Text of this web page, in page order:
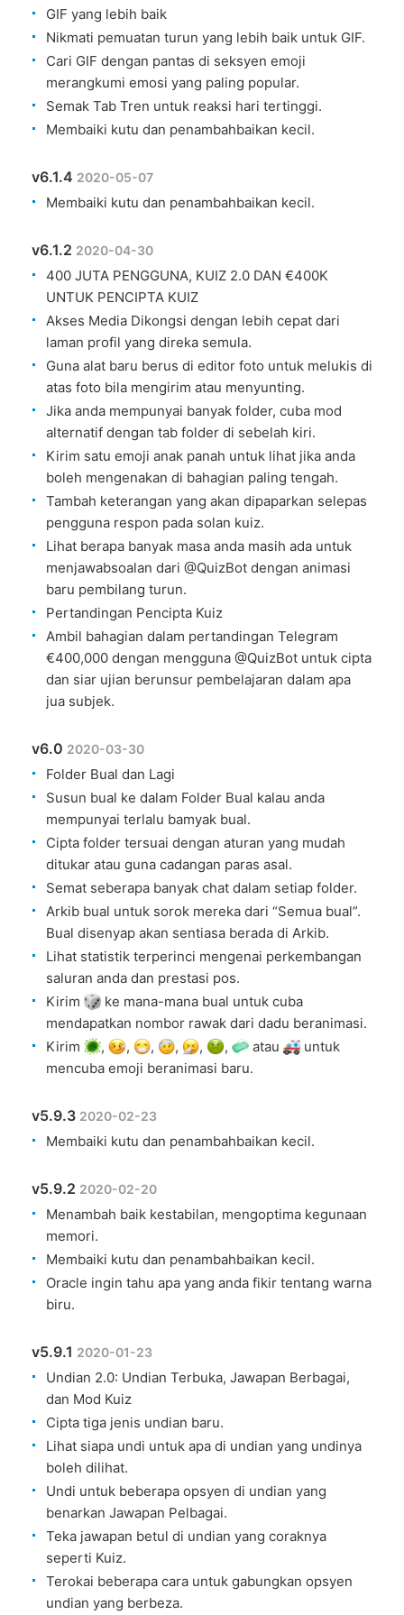
GIF yang lebih baik
Nikmati pemuatan turun yang lebih baik untuk GIF.
Cari GIF dengan pantas di seksyen emoji
merangkumi emosi yang paling popular.
Semak Tab Tren untuk reaksi hari tertinggi.
Membaiki kutu dan penambahbaikan kecil.
v6.1.4 2020-05-07
Membaiki kutu dan penambahbaikan kecil.
v6.1.2 2020-04-30
400 JUTA PENGGUNA, KUIZ 2.0 DAN €400K
UNTUK PENCIPTA KUIZ
Akses Media Dikongsi dengan lebih cepat dari
laman profil yang direka semula.
Guna alat baru berus di editor foto untuk melukis di
atas foto bila mengirim atau menyunting.
Jika anda mempunyai banyak folder, cuba mod
alternatif dengan tab folder di sebelah kiri.
Kirim satu emoji anak panah untuk lihat jika anda
boleh mengenakan di bahagian paling tengah.
Tambah keterangan yang akan dipaparkan selepas
pengguna respon pada solan kuiz.
Lihat berapa banyak masa anda masih ada untuk
menjawabsoalan dari @QuizBot dengan animasi
baru pembilang turun.
Pertandingan Pencipta Kuiz
Ambil bahagian dalam pertandingan Telegram
€400,000 dengan mengguna @QuizBot untuk cipta
dan siar ujian berunsur pembelajaran dalam apa
jua subjek.
v6.0 2020-03-30
Folder Bual dan Lagi
Susun bual ke dalam Folder Bual kalau anda
mempunyai terlalu bamyak bual.
Cipta folder tersuai dengan aturan yang mudah
ditukar atau guna cadangan paras asal.
Semat seberapa banyak chat dalam setiap folder.
Arkib bual untuk sorok mereka dari “Semua bual”.
Bual disenyap akan sentiasa berada di Arkib.
Lihat statistik terperinci mengenai perkembangan
saluran anda dan prestasi pos.
Kirim
ke mana-mana bual untuk cuba
mendapatkan nombor rawak dari dadu beranimasi.
Kirim
, , , , , , atau
untuk
mencuba emoji beranimasi baru.
v5.9.3 2020-02-23
Membaiki kutu dan penambahbaikan kecil.
v5.9.2 2020-02-20
Menambah baik kestabilan, mengoptima kegunaan
memori.
Membaiki kutu dan penambahbaikan kecil.
Oracle ingin tahu apa yang anda fikir tentang warna
biru.
v5.9.1 2020-01-23
Undian 2.0: Undian Terbuka, Jawapan Berbagai,
dan Mod Kuiz
Cipta tiga jenis undian baru.
Lihat siapa undi untuk apa di undian yang undinya
boleh dilihat.
Undi untuk beberapa opsyen di undian yang
benarkan Jawapan Pelbagai.
Teka jawapan betul di undian yang coraknya
seperti Kuiz.
Terokai beberapa cara untuk gabungkan opsyen
undian yang berbeza.